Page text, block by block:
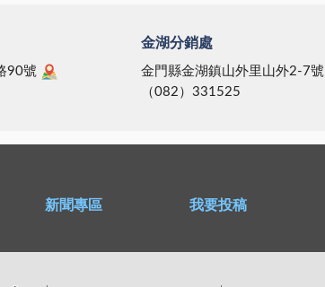
90號
金湖分銷處
金門縣金湖鎮山外里山外2-7號
（082）331525
新聞專區 我要投稿